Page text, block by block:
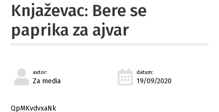
Knjaževac: Bere se
paprika za ajvar
autor:
Za media
datum:
19/09/2020
QpMKvdvxaNk